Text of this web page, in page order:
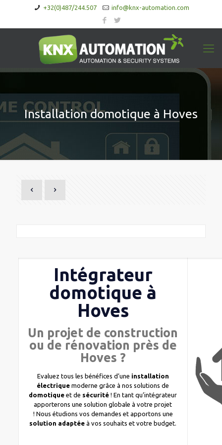
+32(0)487/244.507 info@knx-automation.com
Installation domotique à Hoves
Intégrateur
domotique à
Hoves
Un projet de construction
ou de rénovation près de
Hoves ?
Evaluez tous les bénéfices d’une installation
électrique moderne grâce à nos solutions de
domotique et de sécurité ! En tant qu’intégrateur
apporterons une solution globale à votre projet
! Nous étudions vos demandes et apportons une
solution adaptéeà vos souhaits et votre budget.